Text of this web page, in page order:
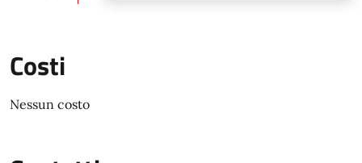
Costi
Nessun costo